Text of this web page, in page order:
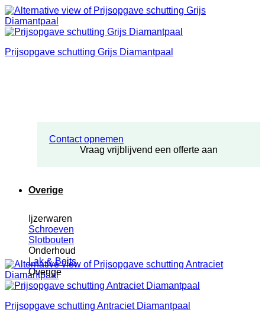
Contact opnemen
Vraag vrijblijvend een offerte aan
Overige
Ijzerwaren
Schroeven
Slotbouten
Onderhoud
Lak & Beits
Overige
Prijsopgave schutting Grijs Diamantpaal
Prijsopgave schutting Antraciet Diamantpaal